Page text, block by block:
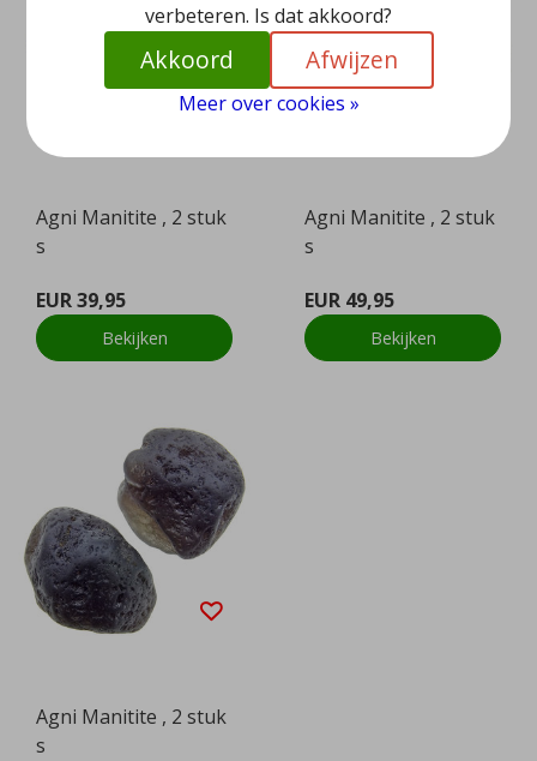
Agni Manitite , 2 stuk
s
EUR 39,95
Bekijken
Agni Manitite , 2 stuk
s
EUR 49,95
Bekijken
Agni Manitite , 2 stuk
s
verbeteren. Is dat akkoord?
Akkoord Afwijzen
Meer over cookies »